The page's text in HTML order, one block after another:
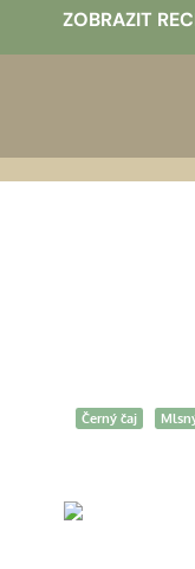
ZOBRAZIT
Černý čaj